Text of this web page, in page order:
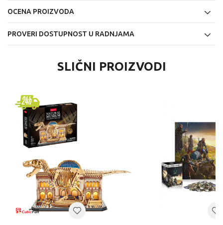
OCENA PROIZVODA
PROVERI DOSTUPNOST U RADNJAMA
SLIČNI PROIZVODI